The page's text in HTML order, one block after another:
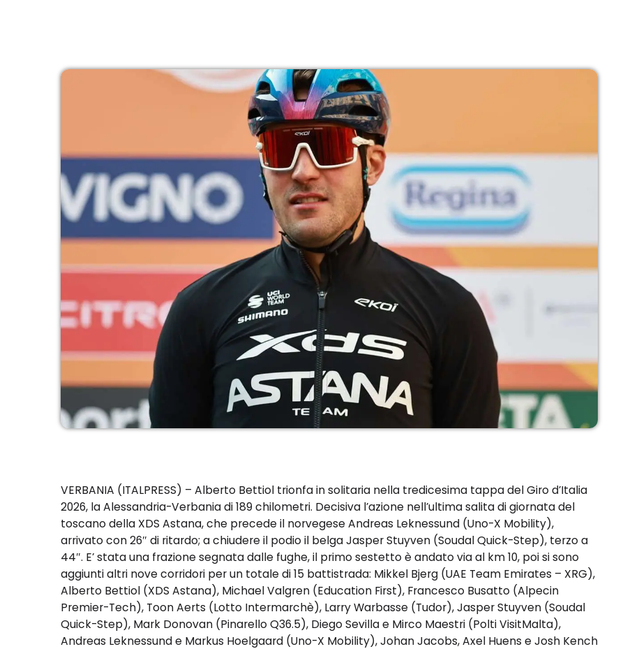
VERBANIA (ITALPRESS) – Alberto Bettiol trionfa in solitaria nella tredicesima tappa del Giro d’Italia
2026, la Alessandria-Verbania di 189 chilometri. Decisiva l’azione nell’ultima salita di giornata del
toscano della XDS Astana, che precede il norvegese Andreas Leknessund (Uno-X Mobility),
arrivato con 26″ di ritardo; a chiudere il podio il belga Jasper Stuyven (Soudal Quick-Step), terzo a
44″. E’ stata una frazione segnata dalle fughe, il primo sestetto è andato via al km 10, poi si sono
aggiunti altri nove corridori per un totale di 15 battistrada: Mikkel Bjerg (UAE Team Emirates – XRG),
Alberto Bettiol (XDS Astana), Michael Valgren (Education First), Francesco Busatto (Alpecin
Premier-Tech), Toon Aerts (Lotto Intermarchè), Larry Warbasse (Tudor), Jasper Stuyven (Soudal
Quick-Step), Mark Donovan (Pinarello Q36.5), Diego Sevilla e Mirco Maestri (Polti VisitMalta),
Andreas Leknessund e Markus Hoelgaard (Uno-X Mobility), Johan Jacobs, Axel Huens e Josh Kench